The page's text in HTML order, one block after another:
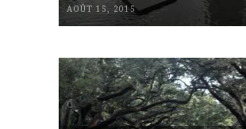
AOÛT 15, 2015